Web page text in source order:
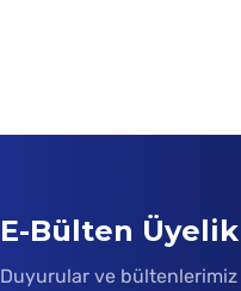
E-Bülten Üyelik
Duyurular ve